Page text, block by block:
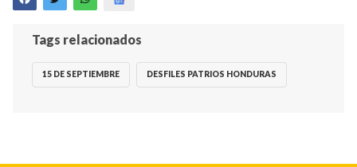
Tags relacionados
15 DE SEPTIEMBRE DESFILES PATRIOS HONDURAS